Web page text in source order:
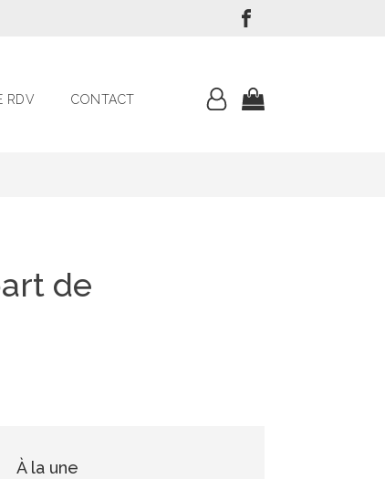
RDV CONTACT
de
À la une